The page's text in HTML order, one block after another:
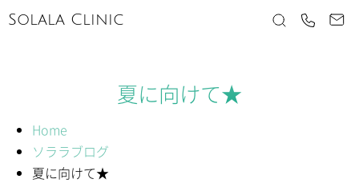
Solala Clinic
Home
ソララブログ
夏に向けて★
夏に向けて★